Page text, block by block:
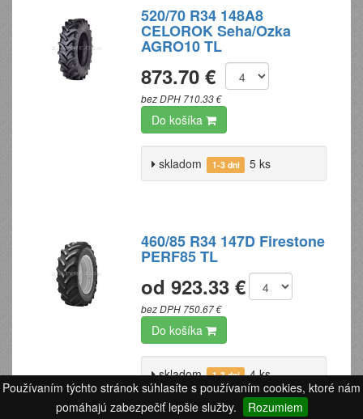
520/70 R34 148A8
CELOROK Seha/Ozka
AGRO10 TL
873.70 €
bez DPH 710.33 €
Do košíka
skladom 1-3 dni 5 ks
460/85 R34 147D Firestone
PERF85 TL
od 923.33 €
bez DPH 750.67 €
Do košíka
skladom 1-3 dni
4 ks
skladom
1-3 dni 2 ks
Používaním týchto stránok súhlasíte s používaním cookies, ktoré nám
pomáhajú zabezpečiť lepšie služby.
Rozumiem